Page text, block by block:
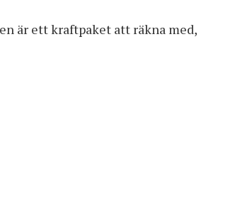
är ett kraftpaket att räkna med,